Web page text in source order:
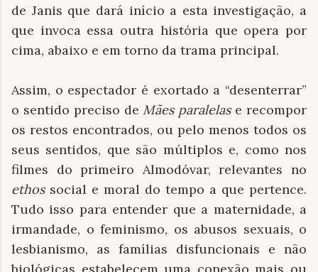
de Janis que dará início a esta investigação, a
que invoca essa outra história que opera por
cima, abaixo e em torno da trama principal.
Assim, o espectador é exortado a “desenterrar”
o sentido preciso de Mães paralelase recompor
os restos encontrados, ou pelo menos todos os
seus sentidos, que são múltiplos e, como nos
filmes do primeiro Almodóvar, relevantes no
ethossocial e moral do tempo a que pertence.
Tudo isso para entender que a maternidade, a
irmandade, o feminismo, os abusos sexuais, o
lesbianismo, as famílias disfuncionais e não